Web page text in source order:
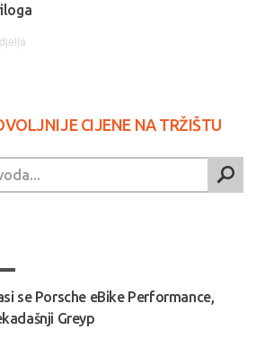
CIJENE NA TRŽIŠTU
se Porsche eBike Performance,
Greyp